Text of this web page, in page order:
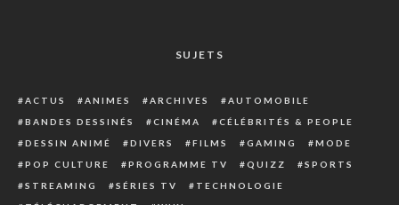
SUJETS
ACTUS ANIMES ARCHIVES
AUTOMOBILE
BANDES DESSINÉS
CINÉMA
CÉLÉBRITÉS & PEOPLE
DESSIN ANIMÉ
DIVERS FILMS GAMING
MODE
POP CULTURE
PROGRAMME TV QUIZZ
SPORTS
STREAMING
SÉRIES TV
TECHNOLOGIE